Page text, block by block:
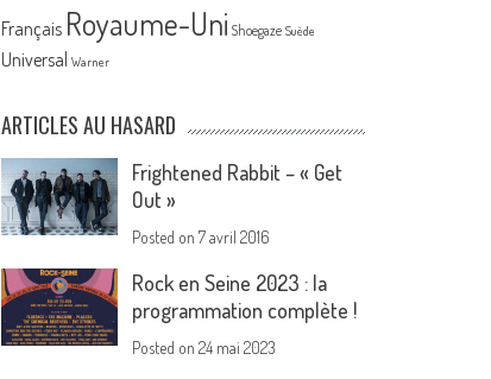
Français Royaume-Uni Shoegaze Suède
Universal Warner
ARTICLES AU HASARD
Frightened Rabbit – « Get
Out »
Posted on7 avril 2016
Rock en Seine 2023 : la
programmation complète !
Posted on24 mai 2023